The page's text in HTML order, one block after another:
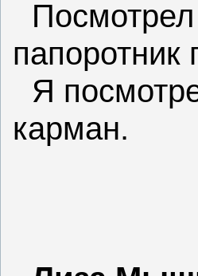
папоротник
Я
карман.